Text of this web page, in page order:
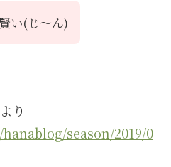
い(じ～ん)
り
season/2019/0